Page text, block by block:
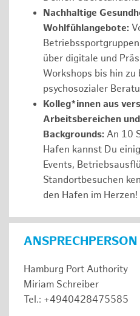
Nachhaltige
Wohlfühlangebote:
über digitale und
Workshops bis hin
psychosozialer
Kolleg*innen aus
Arbeitsbereichen
Backgrounds: An 10
Hafen kannst Du
Events,
Standortbesuchen
den Hafen im Herzen!
ANSPRECHPERSON
Hamburg Port Authority
Miriam Schreiber
Tel.: +4940428475585